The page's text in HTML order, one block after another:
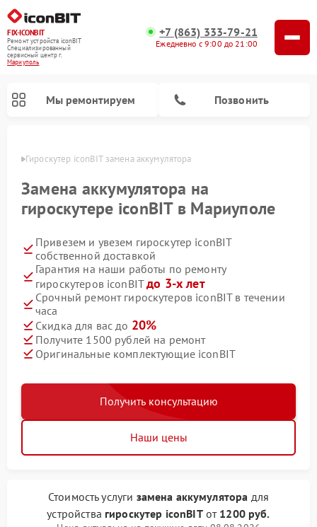
FIX-ICONBIT
Ремонт устройств iconBIT
Специализированный
cервисный центр г.
Мариуполь
+7 (863) 333-79-21
Ежедневно с 9:00 до 21:00
Мы ремонтируем Позвонить
Гироскутер iconBIT замена аккумулятора
Замена аккумулятора на
гироскутере iconBIT в Мариуполе
Привезем и увезем гироскутер iconBIT
собственной доставкой
Гарантия на наши работы по ремонту
гироскутеров iconBITдо 3-х лет
Срочный ремонт гироскутеров iconBIT в течении
часа
Скидка для вас до 20%
Получите 1500 рублей на ремонт
Оригинальные комплектующие iconBIT
Получить консультацию
Наши цены
Стоимость услуги замена аккумулятора для
устройства гироскутер iconBITот 1200 руб.